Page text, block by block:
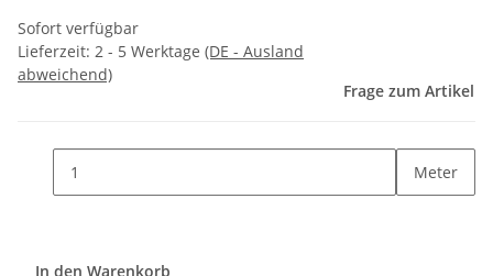
Sofort verfügbar
Lieferzeit: 2 - 5 Werktage (DE - Ausland
abweichend)
Frage zum Artikel
Meter
In den Warenkorb